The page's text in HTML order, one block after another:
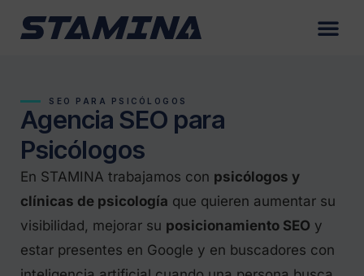
SEO PARA PSICÓLOGOS
Agencia SEO para
Psicólogos
En STAMINA trabajamos con psicólogos y
clínicas de psicología que quieren aumentar su
visibilidad, mejorar su posicionamiento SEO y
estar presentes en Google y en buscadores con